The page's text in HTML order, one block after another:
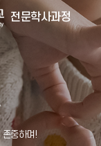
전문학사과정